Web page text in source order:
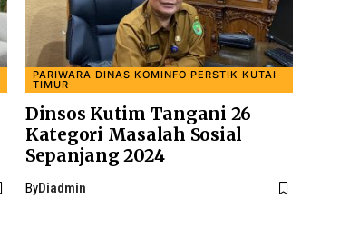
PARIWARA DINAS KOMINFO PERSTIK KUTAI
TIMUR
Dinsos Kutim Tangani 26
Kategori Masalah Sosial
Sepanjang 2024
ByDiadmin